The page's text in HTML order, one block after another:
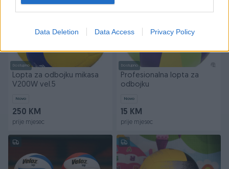
Data Deletion Data Access Privacy Policy
Dostupno
Lopta za odbojku mikasa
V200W vel.5
Novo
250 KM
prije mjesec
Dostupno
Profesionalna lopta za
odbojku
Novo
15 KM
prije mjesec